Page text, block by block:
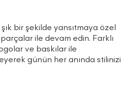
şık bir şekilde yansıtmaya özel
ile devam edin. Farklı
ve baskılar ile
günün her anında stilinizi